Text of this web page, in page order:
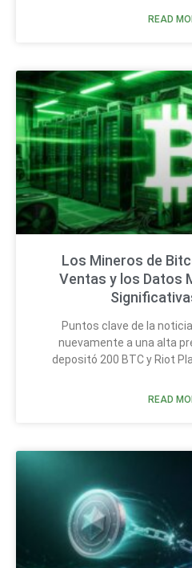
READ
Los Mineros de
Ventas y los Datos
Puntos clave de la
nuevamente a una alta
depositó 200 BTC y Riot
READ